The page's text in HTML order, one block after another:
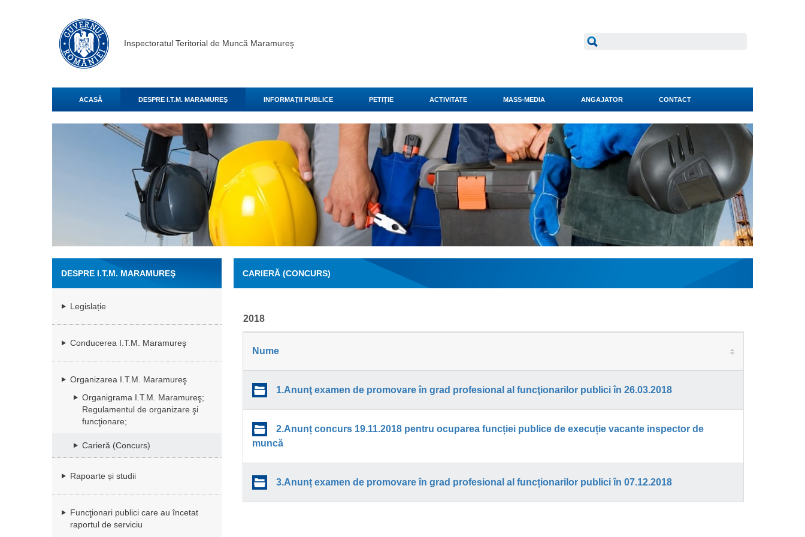
Inspectoratul Teritorial de Muncă Maramureş
ACASĂ DESPRE I.T.M. MARAMUREŞ INFORMAŢII PUBLICE PETIȚIE ACTIVITATE MASS-MEDIA ANGAJATOR CONTACT
DESPRE I.T.M. MARAMUREŞ
Legislație
Conducerea I.T.M. Maramureş
Organizarea I.T.M. Maramureş
Organigrama I.T.M. Maramureş;
Regulamentul de organizare şi
funcţionare;
Carieră (Concurs)
Rapoarte și studii
Funcţionari publici care au încetat
raportul de serviciu
CARIERĂ (CONCURS)
2018
Nume
1.Anunţ examen de promovare în grad profesional al funcţionarilor publici în 26.03.2018
2.Anunț concurs 19.11.2018 pentru ocuparea funcției publice de execuție vacante inspector de
muncă
3.Anunț examen de promovare în grad profesional al funcționarilor publici în 07.12.2018